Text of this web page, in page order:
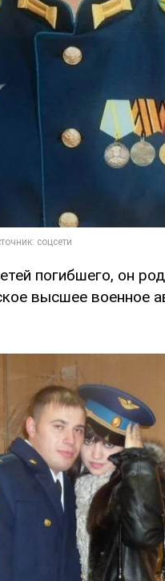
погибшего, он
высшее военное